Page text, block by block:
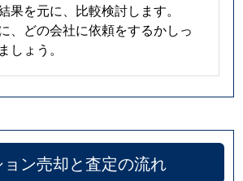
果を元に、比較検討します。
、どの会社に依頼をするかしっ
しょう。
ン売却と査定の流れ